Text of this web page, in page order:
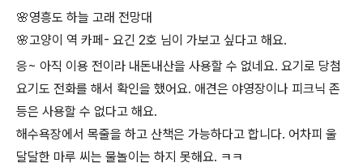
🌸영흥도 하늘 고래 전망대
🌸고양이 역 카페- 요긴 2호 님이 가보고 싶다고 해요.
응~ 아직 이용 전이라 내돈내산을 사용할 수 없네요. 요기로 당첨
요기도 전화를 해서 확인을 했어요. 애견은 야영장이나 피크닉 존
등은 사용할 수 없다고 해요.
해수욕장에서 목줄을 하고 산책은 가능하다고 합니다. 어차피 울
달달한 마루 씨는 물놀이는 하지 못해요. ㅋㅋ